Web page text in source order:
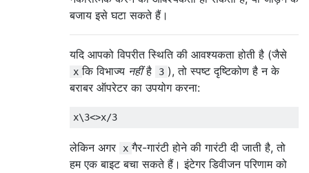
बजाय इसे घटा सकते हैं।
यदि आपको विपरीत स्थिति की आवश्यकता होती है (जैसे
x कि विभाज्य नहींहै 3 ), तो स्पष्ट दृष्टिकोण है न के
बराबर ऑपरेटर का उपयोग करना:
लेकिन अगर x गैर-गारंटी होने की गारंटी दी जाती है, तो
हम एक बाइट बचा सकते हैं। इंटेगर डिवीजन परिणाम को